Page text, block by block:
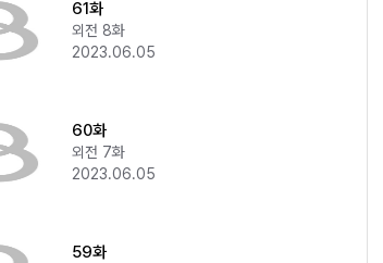
61화
외전 8화
2023.06.05
60화
외전 7화
2023.06.05
59화